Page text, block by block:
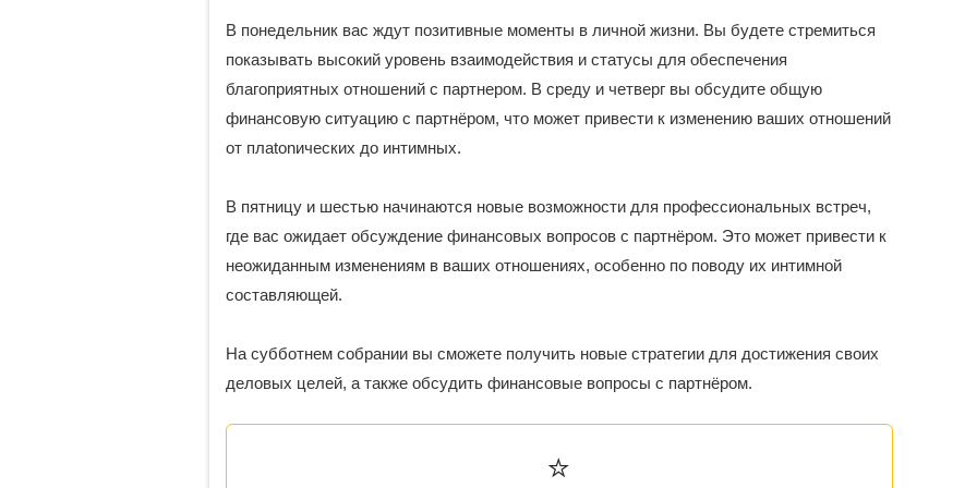
В понедельник вас ждут позитивные моменты в личной жизни. Вы будете стремиться
показывать высокий уровень взаимодействия и статусы для обеспечения
благоприятных отношений с партнером. В среду и четверг вы обсудите общую
финансовую ситуацию с партнёром, что может привести к изменению ваших отношений
от плatonических до интимных.
В пятницу и шестью начинаются новые возможности для профессиональных встреч,
где вас ожидает обсуждение финансовых вопросов с партнёром. Это может привести к
неожиданным изменениям в ваших отношениях, особенно по поводу их интимной
составляющей.
На субботнем собрании вы сможете получить новые стратегии для достижения своих
деловых целей, а также обсудить финансовые вопросы с партнёром.
⭐